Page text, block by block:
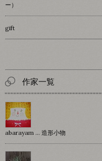
ー）
gift
作家一覧
abarayam … 造形小物